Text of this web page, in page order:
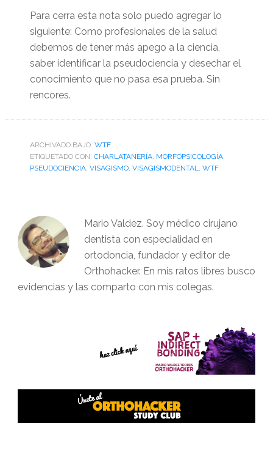
Para cerra esta nota solo puedo agregar lo
siguiente: Como profesionales de la salud
debemos de tener más apego a la ciencia,
saber identificar la pseudociencia y desechar el
conocimiento que no pasa esa prueba. Sin
rencores.
ARCHIVADO BAJO: WTF
ETIQUETADO CON: CHARLATANERÍA, MORFOPSICOLOGÍA,
PSEUDOCIENCIA, VISAGISMO, VISAGISMODENTAL WTF
Mario Valdez. Soy médico cirujano
dentista con especialidad en
ortodoncia, fundador y editor de
Orthohacker. En mis ratos libres busco
evidencias y las comparto con mis colegas.